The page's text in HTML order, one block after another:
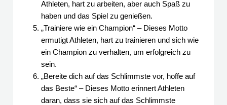
Athleten, hart zu arbeiten, aber auch Spaß zu
haben und das Spiel zu genießen.
„Trainiere wie ein Champion“ – Dieses Motto
ermutigt Athleten, hart zu trainieren und sich wie
ein Champion zu verhalten, um erfolgreich zu
sein.
„Bereite dich auf das Schlimmste vor, hoffe auf
das Beste“ – Dieses Motto erinnert Athleten
daran, dass sie sich auf das Schlimmste